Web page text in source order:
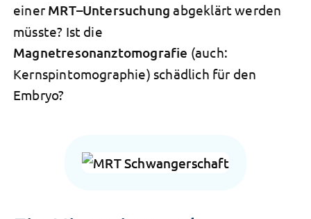
einer MRT–Untersuchungabgeklärt werden
müsste? Ist die
Magnetresonanztomografie (auch:
Kernspintomographie) schädlich für den
Embryo?